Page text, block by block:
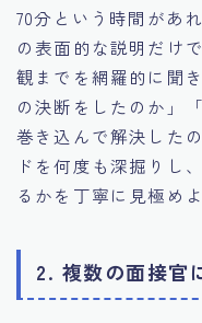
70分という時間があ
の表面的な説明だけ
観までを網羅的に聞
の決断をしたのか」
巻き込んで解決した
ドを何度も深掘りし
るかを丁寧に見極め
2. 複数の面接官